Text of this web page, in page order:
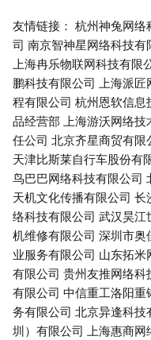
友情链接： 杭州神兔网络
司 南京智神星网络科技有
上海冉乐物联网科技有限
鹏科技有限公司 上海派
程有限公司 杭州恩软信息
品经营部 上海游沃网络
任公司 北京齐星商贸有限
天津比斯莱自行车股份有
鸟巴巴网络科技有限公司
天机文化传播有限公司 长
络科技有限公司 武汉昊江
机维修有限公司 深圳市奥
业服务有限公司 山东拓米
有限公司 贵州友推网络科
有限公司 中信重工洛阳重
务有限公司 北京异逢科技
圳）有限公司 上海惠商